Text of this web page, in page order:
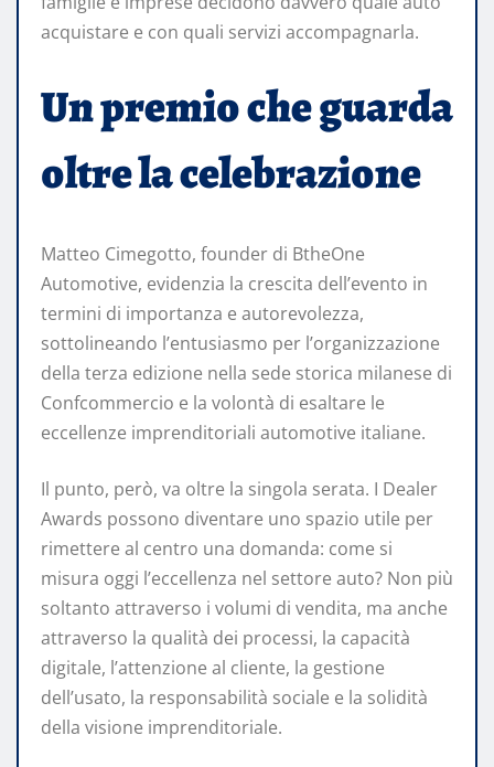
acquistare e con quali servizi accompagnarla.
Un premio che guarda
oltre la celebrazione
Matteo Cimegotto, founder di BtheOne
Automotive, evidenzia la crescita dell’evento in
termini di importanza e autorevolezza,
sottolineando l’entusiasmo per l’organizzazione
della terza edizione nella sede storica milanese di
Confcommercio e la volontà di esaltare le
eccellenze imprenditoriali automotive italiane.
Il punto, però, va oltre la singola serata. I Dealer
Awards possono diventare uno spazio utile per
rimettere al centro una domanda: come si
misura oggi l’eccellenza nel settore auto? Non più
soltanto attraverso i volumi di vendita, ma anche
attraverso la qualità dei processi, la capacità
digitale, l’attenzione al cliente, la gestione
dell’usato, la responsabilità sociale e la solidità
della visione imprenditoriale.